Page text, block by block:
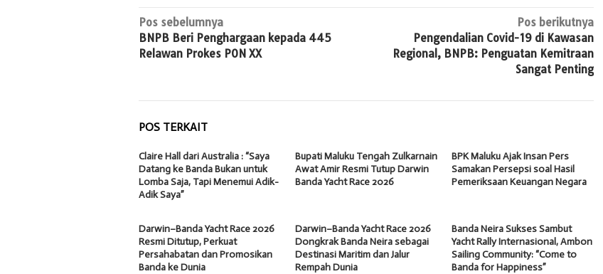
Navigasi
pos
Pos sebelumnya
BNPB Beri Penghargaan kepada 445
Relawan Prokes PON XX
Pos berikutnya
Pengendalian Covid-19 di Kawasan
Regional, BNPB: Penguatan Kemitraan
Sangat Penting
POS TERKAIT
Claire Hall dari Australia : “Saya
Datang ke Banda Bukan untuk
Lomba Saja, Tapi Menemui Adik-
Adik Saya”
Bupati Maluku Tengah Zulkarnain
Awat Amir Resmi Tutup Darwin
Banda Yacht Race 2026
BPK Maluku Ajak Insan Pers
Samakan Persepsi soal Hasil
Pemeriksaan Keuangan Negara
Darwin–Banda Yacht Race 2026
Resmi Ditutup, Perkuat
Persahabatan dan Promosikan
Banda ke Dunia
Darwin–Banda Yacht Race 2026
Dongkrak Banda Neira sebagai
Destinasi Maritim dan Jalur
Rempah Dunia
Banda Neira Sukses Sambut
Yacht Rally Internasional, Ambon
Sailing Community: “Come to
Banda for Happiness”